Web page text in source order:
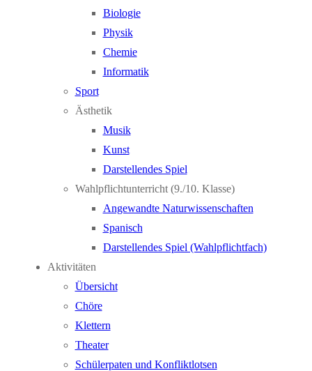
Biologie
Physik
Chemie
Informatik
Sport
Ästhetik
Musik
Kunst
Darstellendes Spiel
Wahlpflichtunterricht (9./10. Klasse)
Angewandte Naturwissenschaften
Spanisch
Darstellendes Spiel (Wahlpflichtfach)
Aktivitäten
Übersicht
Chöre
Klettern
Theater
Schülerpaten und Konfliktlotsen